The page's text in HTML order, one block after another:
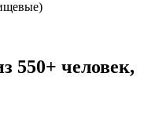
550+ человек,